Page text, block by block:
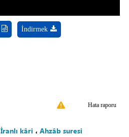
İndirmek
Hata raporu
İranlı kâri ، Ahzâb suresi